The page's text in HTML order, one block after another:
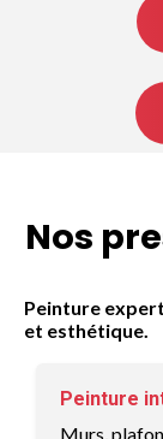
Nos
Peinture
et esthétique.
Peinture
Murs,